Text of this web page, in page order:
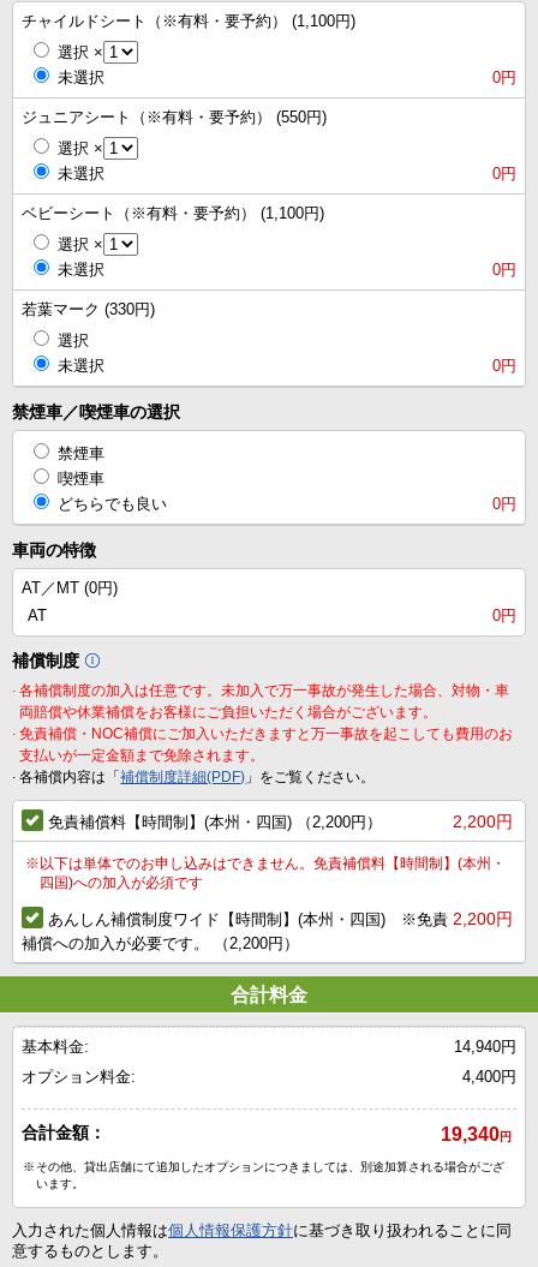
チャイルドシート（※有料・要予約） (1,100円)
選択 ×
未選択
0円
ジュニアシート（※有料・要予約） (550円)
選択 ×
未選択
0円
ベビーシート（※有料・要予約） (1,100円)
選択 ×
未選択
0円
若葉マーク (330円)
選択
未選択
0円
禁煙車／喫煙車の選択
禁煙車
喫煙車
どちらでも良い
0円
車両の特徴
AT／MT (0円)
AT
0円
補償制度
各補償制度の加入は任意です。未加入で万一事故が発生した場合、対物・車
両賠償や休業補償をお客様にご負担いただく場合がございます。
免責補償・NOC補償にご加入いただきますと万一事故を起こしても費用のお
支払いが一定金額まで免除されます。
各補償内容は「補償制度詳細(PDF) 」をご覧ください。
免責補償料【時間制】(本州・四国) （2,200円） 2,200円
※以下は単体でのお申し込みはできません。免責補償料【時間制】(本州・
四国)への加入が必須です
あんしん補償制度ワイド【時間制】(本州・四国) ※免責
補償への加入が必要です。 （2,200円）
2,200円
合計料金
基本料金:
14,940円
オプション料金:
4,400円
合計金額： 19,340円
※ その他、貸出店舗にて追加したオプションにつきましては、別途加算される場合がござ
います。
入力された個人情報は個人情報保護方針に基づき取り扱われることに同
意するものとします。